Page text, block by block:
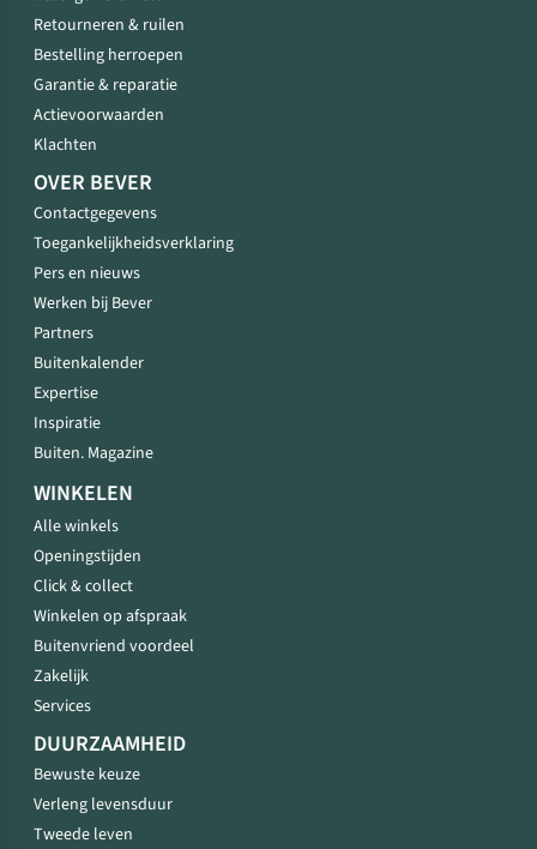
Retourneren & ruilen
Bestelling herroepen
Garantie & reparatie
Actievoorwaarden
Klachten
OVER BEVER
Contactgegevens
Toegankelijkheidsverklaring
Pers en nieuws
Werken bij Bever
Partners
Buitenkalender
Expertise
Inspiratie
Buiten. Magazine
WINKELEN
Alle winkels
Openingstijden
Click & collect
Winkelen op afspraak
Buitenvriend voordeel
Zakelijk
Services
DUURZAAMHEID
Bewuste keuze
Verleng levensduur
Tweede leven